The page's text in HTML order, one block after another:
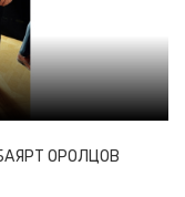
ОРОЛЦОВ